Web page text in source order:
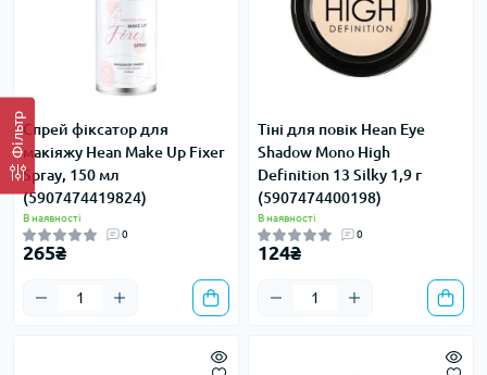
ФільтрСпрей фіксатор для
макіяжу Hean Make Up Fixer
Spray, 150 мл
(5907474419824)
В наявності
0
265₴
Тіні для повік Hean Eye
Shadow Mono High
Definition 13 Silky 1,9 г
(5907474400198)
В наявності
0
124₴